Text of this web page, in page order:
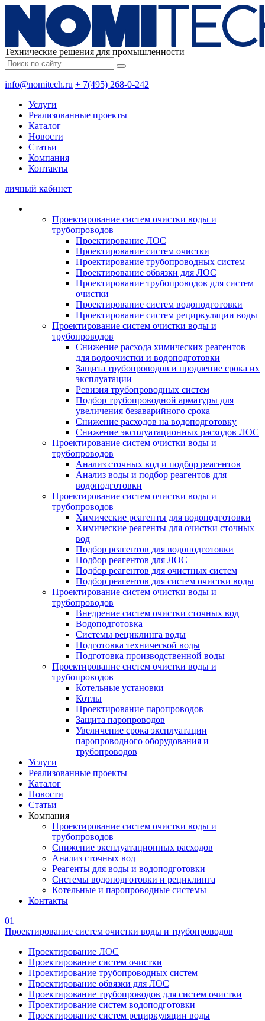
Технические решения для промышленности
info@nomitech.ru + 7(495) 268-0-242
Услуги
Реализованные проекты
Каталог
Новости
Статьи
Компания
Контакты
личный кабинет
Проектирование систем очистки воды и
трубопроводов
Проектирование ЛОС
Проектирование систем очистки
Проектирование трубопроводных систем
Проектирование обвязки для ЛОС
Проектирование трубопроводов для систем
очистки
Проектирование систем водоподготовки
Проектирование систем рециркуляции воды
Проектирование систем очистки воды и
трубопроводов
Снижение расхода химических реагентов
для водоочистки и водоподготовки
Защита трубопроводов и продление срока их
эксплуатации
Ревизия трубопроводных систем
Подбор трубопроводной арматуры для
увеличения безаварийного срока
Снижение расходов на водоподготовку
Снижение эксплуатационных расходов ЛОС
Проектирование систем очистки воды и
трубопроводов
Анализ сточных вод и подбор реагентов
Анализ воды и подбор реагентов для
водоподготовки
Проектирование систем очистки воды и
трубопроводов
Химические реагенты для водоподготовки
Химические реагенты для очистки сточных
вод
Подбор реагентов для водоподготовки
Подбор реагентов для ЛОС
Подбор реагентов для очистных систем
Подбор реагентов для систем очистки воды
Проектирование систем очистки воды и
трубопроводов
Внедрение систем очистки сточных вод
Водоподготовка
Системы рециклинга воды
Подготовка технической воды
Подготовка производственной воды
Проектирование систем очистки воды и
трубопроводов
Котельные установки
Котлы
Проектирование паропроводов
Защита паропроводов
Увеличение срока эксплуатации
паропроводного оборудования и
трубопроводов
Услуги
Реализованные проекты
Каталог
Новости
Статьи
Компания
Проектирование систем очистки воды и
трубопроводов
Снижение эксплуатационных расходов
Анализ сточных вод
Реагенты для воды и водоподготовки
Системы водоподготовки и рециклинга
Котельные и паропроводные системы
Контакты
01
Проектирование систем очистки воды и трубопроводов
Проектирование ЛОС
Проектирование систем очистки
Проектирование трубопроводных систем
Проектирование обвязки для ЛОС
Проектирование трубопроводов для систем очистки
Проектирование систем водоподготовки
Проектирование систем рециркуляции воды